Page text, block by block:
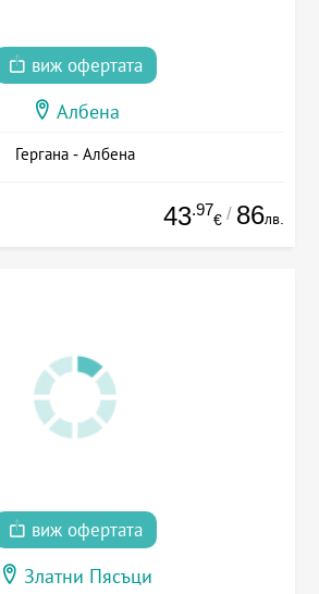
виж офертата
Албена
Гергана - Албена
43.97
€ / 86лв.
виж офертата
Златни Пясъци